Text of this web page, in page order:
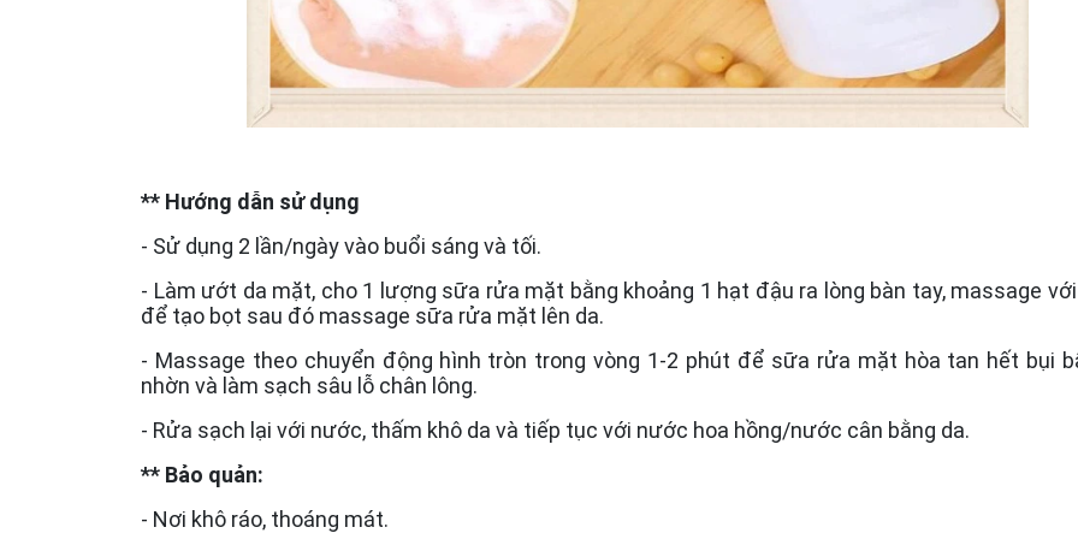
** Hướng dẫn sử dụng
- Sử dụng 2 lần/ngày vào buổi sáng và tối.
- Làm ướt da mặt, cho 1 lượng sữa rửa mặt bằng khoảng 1 hạt đậu ra lòng bàn tay, massage
để tạo bọt sau đó massage sữa rửa mặt lên da.
- Massage theo chuyển động hình tròn trong vòng 1-2 phút để sữa rửa mặt hòa tan hết bụi
nhờn và làm sạch sâu lỗ chân lông.
- Rửa sạch lại với nước, thấm khô da và tiếp tục với nước hoa hồng/nước cân bằng da.
** Bảo quản:
- Nơi khô ráo, thoáng mát.